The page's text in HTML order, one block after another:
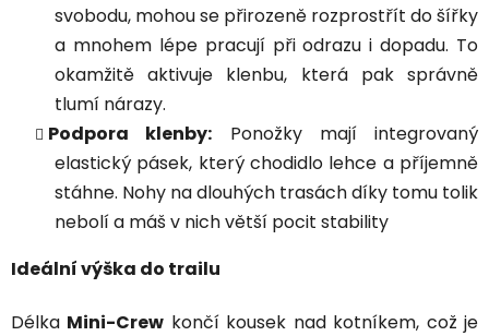
svobodu, mohou se přirozeně rozprostřít do šířky
a mnohem lépe pracují při odrazu i dopadu. To
okamžitě aktivuje klenbu, která pak správně
tlumí nárazy.
Podpora klenby: Ponožky mají integrovaný
elastický pásek, který chodidlo lehce a příjemně
stáhne. Nohy na dlouhých trasách díky tomu tolik
nebolí a máš v nich větší pocit stability
Ideální výška do trailu
Délka Mini-Crew končí kousek nad kotníkem, což je